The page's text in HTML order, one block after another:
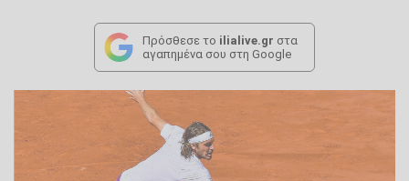
Πρόσθεσε το ilialive.gr στα
αγαπημένα σου στη Google